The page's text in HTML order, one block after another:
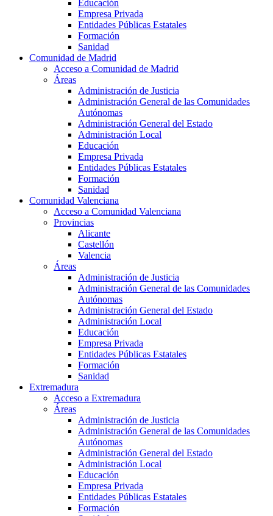
Educación
Empresa Privada
Entidades Públicas Estatales
Formación
Sanidad
Comunidad de Madrid
Acceso a Comunidad de Madrid
Áreas
Administración de Justicia
Administración General de las Comunidades
Autónomas
Administración General del Estado
Administración Local
Educación
Empresa Privada
Entidades Públicas Estatales
Formación
Sanidad
Comunidad Valenciana
Acceso a Comunidad Valenciana
Provincias
Alicante
Castellón
Valencia
Áreas
Administración de Justicia
Administración General de las Comunidades
Autónomas
Administración General del Estado
Administración Local
Educación
Empresa Privada
Entidades Públicas Estatales
Formación
Sanidad
Extremadura
Acceso a Extremadura
Áreas
Administración de Justicia
Administración General de las Comunidades
Autónomas
Administración General del Estado
Administración Local
Educación
Empresa Privada
Entidades Públicas Estatales
Formación